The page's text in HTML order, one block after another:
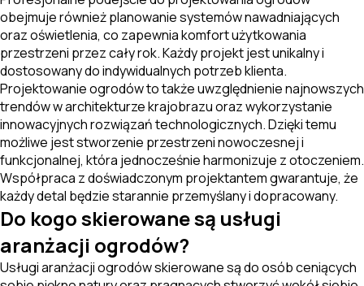
obejmuje również planowanie systemów nawadniających
oraz oświetlenia, co zapewnia komfort użytkowania
przestrzeni przez cały rok. Każdy projekt jest unikalny i
dostosowany do indywidualnych potrzeb klienta.
Projektowanie ogrodów to także uwzględnienie najnowszych
trendów w architekturze krajobrazu oraz wykorzystanie
innowacyjnych rozwiązań technologicznych. Dzięki temu
możliwe jest stworzenie przestrzeni nowoczesnej i
funkcjonalnej, która jednocześnie harmonizuje z otoczeniem.
Współpraca z doświadczonym projektantem gwarantuje, że
każdy detal będzie starannie przemyślany i dopracowany.
Do kogo skierowane są usługi
aranżacji ogrodów?
Usługi aranżacji ogrodów skierowane są do osób ceniących